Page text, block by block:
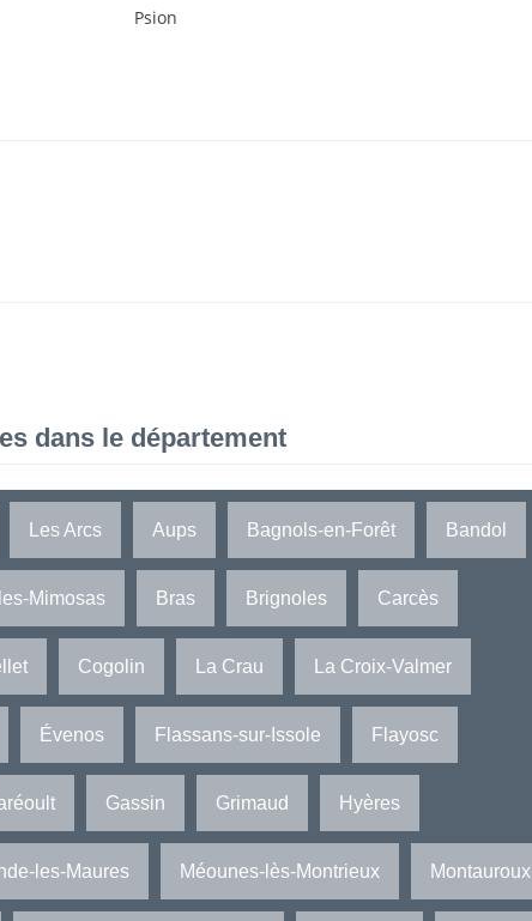
Psion
dans le département
Les Arcs Aups Bagnols-en-Forêt Bandol
Mimosas Bras Brignoles Carcès
Cogolin La Crau La Croix-Valmer
Évenos Flassans-sur-Issole Flayosc
Gassin Grimaud Hyères
les-Maures Méounes-lès-Montrieux Montauroux